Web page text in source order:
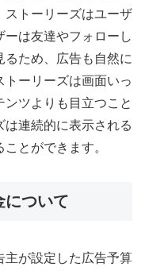
ストーリーズはユーザ
は友達やフォローし
るため、広告も自然に
トーリーズは画面いっ
ツよりも目立つこと
連続的に表示される
とができます。
について
主が設定した広告予算